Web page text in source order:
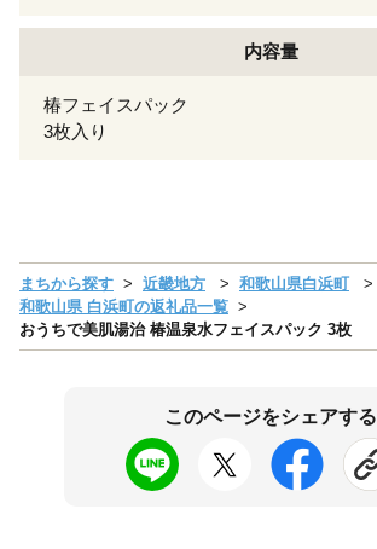
内容量
椿フェイスパック
3枚入り
まちから探す 近畿地方
和歌山県白浜町
和歌山県 白浜町の返礼品一覧
おうちで美肌湯治 椿温泉水フェイスパック 3枚
このページをシェアする